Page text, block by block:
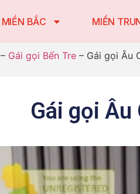
MIỀN BẮC MIỀN
– Gái gọi Bến Tre – Gái gọi Âu
Gái gọi Âu